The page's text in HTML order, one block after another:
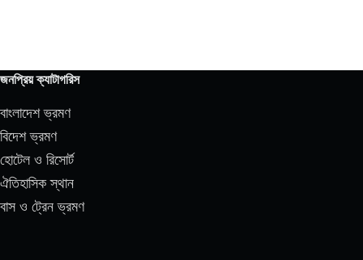
জনপ্রিয় ক্যাটাগরিস
বাংলাদেশ ভ্রমণ
বিদেশ ভ্রমণ
হোটেল ও রিসোর্ট
ঐতিহাসিক স্থান
বাস ও ট্রেন ভ্রমণ